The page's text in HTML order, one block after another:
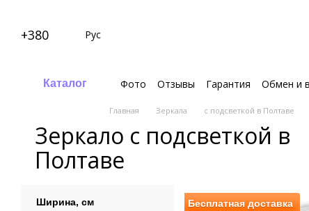
+380 Рус
Каталог Фото Отзывы Гарантия Обмен и
Главная Зеркала с подсветкой в Полтаве
Зеркало с подсветкой в
Полтаве
Бесплатная доставка
Ширина, см